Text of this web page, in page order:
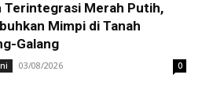
Terintegrasi Merah Putih,
Mimpi di Tanah
Galang
03/08/2026 0